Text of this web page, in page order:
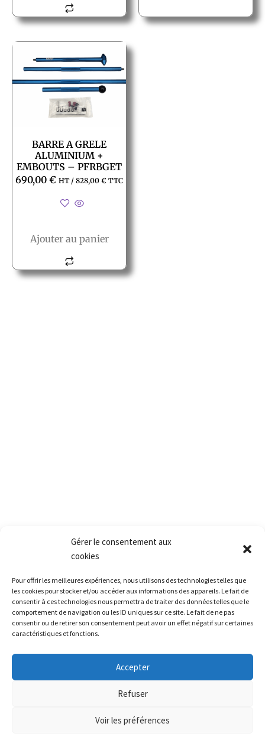
Gérer le consentement aux
cookies
Pour offrir les meilleures expériences, nous utilisons des technologies telles que
les cookies pour stocker et/ou accéder aux informations des appareils. Le fait de
consentir à ces technologies nous permettra de traiter des données telles que le
comportement de navigation ou les ID uniques sur ce site. Le fait de ne pas
consentir ou de retirer son consentement peut avoir un effet négatif sur certaines
caractéristiques et fonctions.
Accepter
Refuser
Voir les préférences
BARRE A GRELE
ALUMINIUM +
EMBOUTS – PFRBGET
690,00 € HT / 828,00 € TTC
Ajouter au panier
Frais de transport
Accès rapide
La société
La grêle
La formation
Nous contacter
Alerte météo